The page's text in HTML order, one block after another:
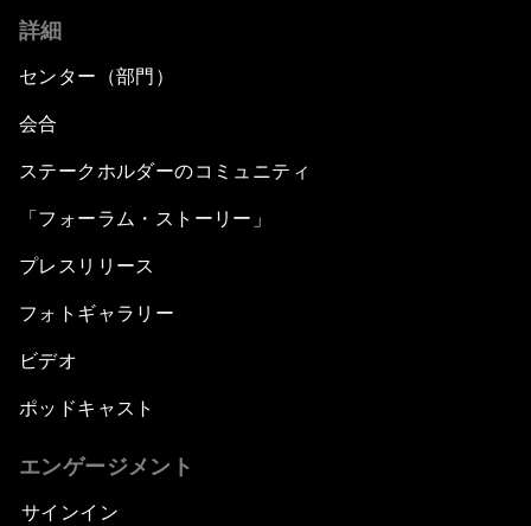
詳細
センター（部門）
会合
ステークホルダーのコミュニティ
「フォーラム・ストーリー」
プレスリリース
フォトギャラリー
ビデオ
ポッドキャスト
エンゲージメント
サインイン